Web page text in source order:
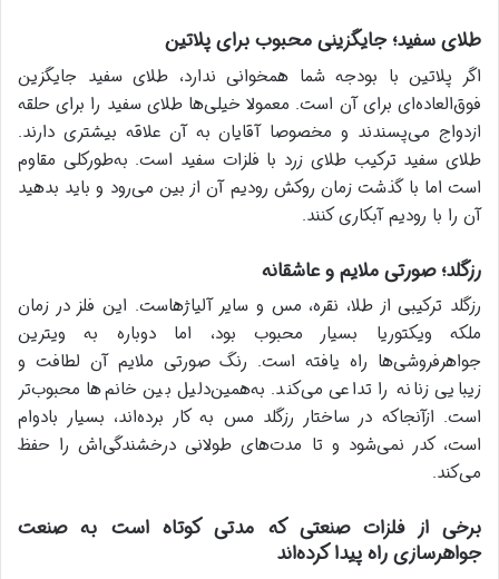
طلای سفید؛ جایگزینی محبوب برای پلاتین
اگر پلاتین با بودجه شما همخوانی ندارد، طلای سفید جایگزین
فوق‌العاده‌ای برای آن است. معمولا خیلی‌ها طلای سفید را برای حلقه
ازدواج می‌پسندند و مخصوصا آقایان به آن علاقه بیشتری دارند.
طلای سفید ترکیب طلای زرد با فلزات سفید است. به‌طورکلی مقاوم
است اما با گذشت زمان روکش رودیم آن از بین می‌رود و باید بدهید
آن را با رودیم آبکاری کنند.
رزگلد؛ صورتی ملایم و عاشقانه
رزگلد ترکیبی از طلا، نقره، مس و سایر آلیاژهاست. این فلز در زمان
ملکه ویکتوریا بسیار محبوب بود، اما دوباره به ویترین
جواهرفروشی‌ها راه یافته است. رنگ صورتی ملایم آن لطافت و
زیبایی زنانه را تداعی می‌کند. به‌همین‌دلیل بین خانم‌ها محبوب‌تر
است. ازآنجاکه در ساختار رزگلد مس به کار برده‌اند، بسیار بادوام
است، کدر نمی‌شود و تا مدت‌های طولانی درخشندگی‌اش را حفظ
می‌کند.
برخی از فلزات صنعتی که مدتی کوتاه است به صنعت
جواهرسازی راه پیدا کرده‌اند